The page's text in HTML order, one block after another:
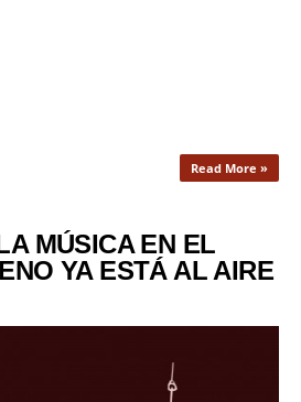
Read More »
MÚSICA EN EL
YA ESTÁ AL AIRE